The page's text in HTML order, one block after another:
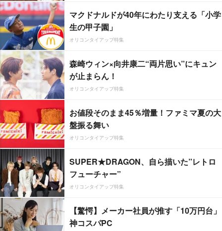
マクドナルドが40年にわたり支える「小学
生の甲子園」
オリコンタイアップ特集
森崎ウィン×向井康二“両片思い”にキュン
が止まらん！
オリコンタイアップ特集
お値段そのまま45％増量！ファミマ夏の大
盤振る舞い
オリコンタイアップ特集
SUPER★DRAGON、自ら描いた”レトロ
フューチャー”
オリコンタイアップ特集
【驚愕】メーカー社員が推す「10万円台」
神コスパPC